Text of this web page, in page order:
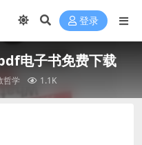
登录
电子书免费下载
哲学 1.1K